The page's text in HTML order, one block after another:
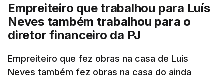
Empreiteiro que trabalhou para Luís
Neves também trabalhou para o
diretor financeiro da PJ
Empreiteiro que fez obras na casa de Luís
Neves também fez obras na casa do ainda